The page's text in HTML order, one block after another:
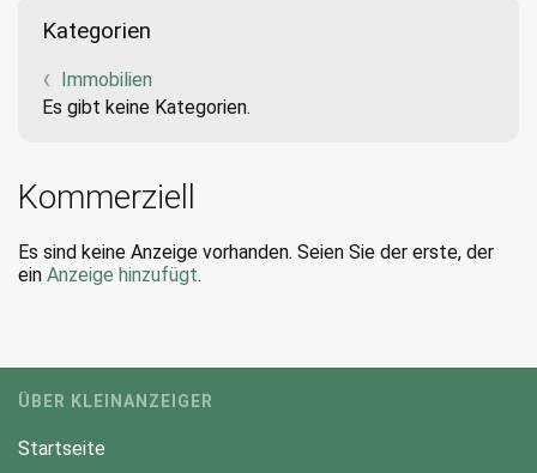
Kategorien
Immobilien
Es gibt keine Kategorien.
Kommerziell
Es sind keine Anzeige vorhanden. Seien Sie der erste, der
ein Anzeige hinzufügt.
ÜBER KLEINANZEIGER
Startseite